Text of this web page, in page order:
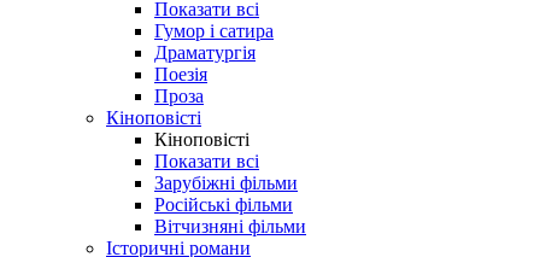
Показати всі
Гумор і сатира
Драматургія
Поезія
Проза
Кіноповісті
Кіноповісті
Показати всі
Зарубіжні фільми
Російські фільми
Вітчизняні фільми
Історичні романи